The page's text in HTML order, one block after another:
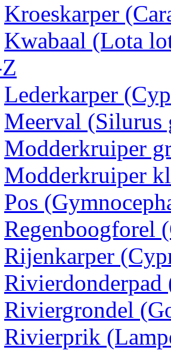
Kroeskarper
Kwabaal (Lota
Lederkarper
Meerval (Silurus
Modderkruiper
Modderkruiper
Pos
Regenboogforel
Rijenkarper
Riviergrondel
Rivierprik